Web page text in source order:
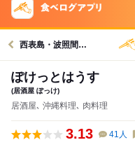
西表島・波照間島周辺グルメへ
ぽけっとはうす
(居酒屋 ぽっけ)
居酒屋､ 沖縄料理､ 肉料理
3.13 41 人